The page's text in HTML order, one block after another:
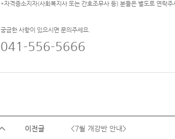
*자격증소지자(사회복지사 또는 간호조무사 등) 분들은 별도로 연락주
궁금한 사항이 있으시면 문의주세요.
041-556-5666
이전글 <7월 개강반 안내>